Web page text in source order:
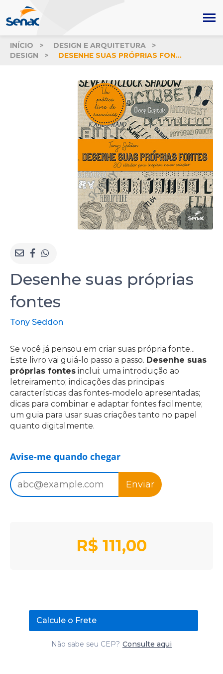
INÍCIO
DESIGN E ARQUITETURA
DESIGN
DESENHE SUAS PRÓPRIAS FONTES
Desenhe suas próprias
fontes
Tony Seddon
Se você já pensou em criar suas própria fonte...
Este livro vai guiá-lo passo a passo. Desenhe suas
próprias fontes inclui: uma introdução ao
letreiramento; indicações das principais
características das fontes-modelo apresentadas;
dicas para combinar e adaptar fontes facilmente;
um guia para usar suas criações tanto no papel
quanto digitalmente.
Avise-me quando chegar
Enviar
R$ 111,00
Calcule o Frete
Não sabe seu CEP? Consulte aqui